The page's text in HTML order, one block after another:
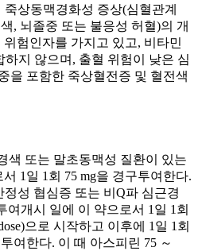
상동맥경화성 증상(심혈관계
, 뇌졸중 또는 불응성 허혈)의 개
험인자를 가지고 있고, 비타민
지 않으며, 출혈 위험이 낮은 심
을 포함한 죽상혈전증 및 혈전색
색 또는 말초동맥성 질환이 있는
1일 1회 75 mg을 경구투여한다.
성 협심증 또는 비Q파 심근경
여개시 일에 이 약으로서 1일 1회
으로 시작하고 이후에 1일 1회
여한다. 이 때 아스피린 75 ～